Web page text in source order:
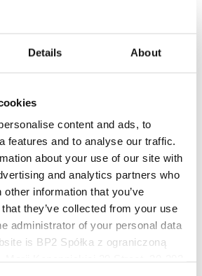
Details About
content and ads, to
features and to analyse our traffic.
about your use of our site with
and analytics partners who
information that you’ve
they’ve collected from your use
administrator of your personal data
is BP2 Spółka z ograniczoną